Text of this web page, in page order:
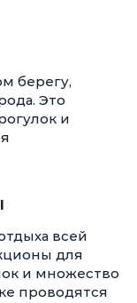
берегу,
Это
и
всей
для
и множество
проводятся